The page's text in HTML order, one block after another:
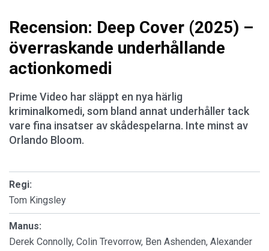
Recension: Deep Cover (2025) –
överraskande underhållande
actionkomedi
Prime Video har släppt en nya härlig
kriminalkomedi, som bland annat underhåller tack
vare fina insatser av skådespelarna. Inte minst av
Orlando Bloom.
Regi:
Tom Kingsley
Manus:
Derek Connolly, Colin Trevorrow, Ben Ashenden, Alexander